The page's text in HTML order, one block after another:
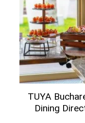
TUYA
Dining